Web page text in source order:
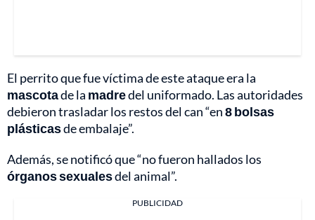
El perrito que fue víctima de este ataque era la
mascotade la madredel uniformado. Las autoridades
debieron trasladar los restos del can “en8 bolsas
plásticasde embalaje”.
Además, se notificó que “no fueron hallados los
órganos sexualesdel animal”.
PUBLICIDAD